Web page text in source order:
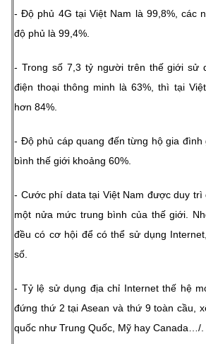
- Độ phủ 4G tại Việt Nam là 99,8%, các
độ phủ là 99,4%.
- Trong số 7,3 tỷ người trên thế giới sử
điện thoại thông minh là 63%, thì tại
hơn 84%.
- Độ phủ cáp quang đến từng hộ gia đình
bình thế giới khoảng 60%.
- Cước phí data tại Việt Nam được duy trì
một nửa mức trung bình của thế giới.
đều có cơ hội để có thể sử dụng
số.
- Tỷ lệ sử dụng địa chỉ Internet thế hệ
đứng thứ 2 tại Asean và thứ 9 toàn cầu,
quốc như Trung Quốc, Mỹ hay Canada…/.